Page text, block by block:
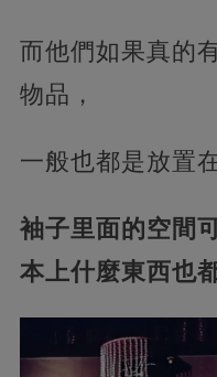
而他們如果真的
物品，
一般也都是放置
袖子里面的空間
本上什麼東西也